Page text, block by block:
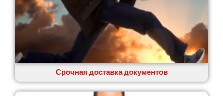
Тальное
Тарасовка
Тернополь
Терновка
Трусковец
Тульчин
Украинка
Умань
Срочная доставка документов